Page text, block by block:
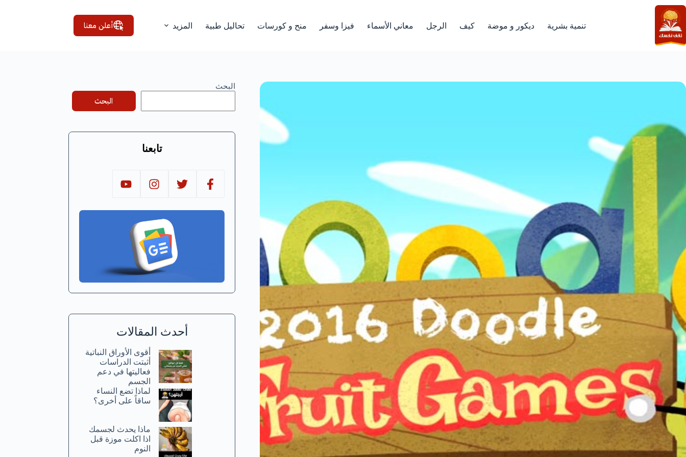
التجاوز
إلى
المحتوى
تنمية بشرية ديكور و موضة كيف الرجل معاني الأسماء فيزا وسفر منح و كورسات تحاليل طبية المزيد أعلن معنا
البحث
البحث
تابعنا
أحدث المقالات
أقوى الأوراق النباتية
أثبتت الدراسات
فعاليتها في دعم
الجسم
لماذا تضع النساء
ساقاً على أخرى؟
ماذا يحدث لجسمك
اذا اكلت موزة قبل
النوم